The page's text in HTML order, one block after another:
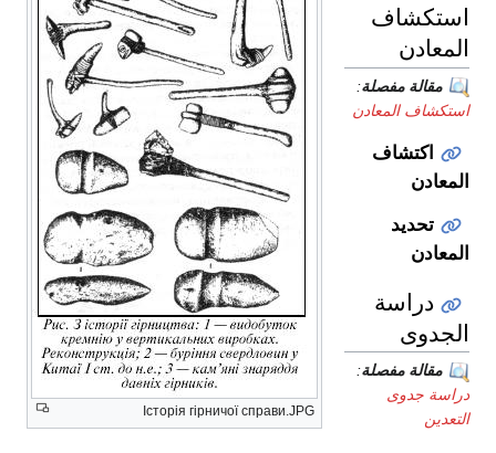
Історія гірничої справи.JPG
استكشاف
المعادن
مقالة مفصلة:
استكشاف المعادن
اكتشاف
المعادن
تحديد
المعادن
دراسة
الجدوى
مقالة مفصلة:
دراسة جدوى
التعدين